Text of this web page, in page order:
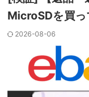
MicroSDを買
2026-08-06